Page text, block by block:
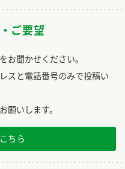
ご要望
お聞かせください。
スと電話番号のみで投稿い
願いします。
ちら